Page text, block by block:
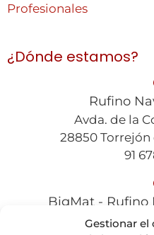
Gestionar
Profesionales
¿Dónde estamos?
Rufino
Avda. de la
28850
91
BigMat - Rufino
C/ Solana Nº